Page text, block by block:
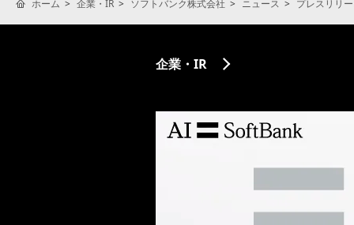
ホーム 企業・IR ソフトバンク株式会社 ニュース プレスリリ
企業・IR